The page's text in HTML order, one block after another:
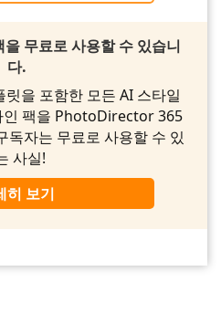
무료로 사용할 수 있습니
다.
을 포함한 모든 AI 스타일
인 팩을 PhotoDirector 365
자는 무료로 사용할 수 있
사실!
히 보기